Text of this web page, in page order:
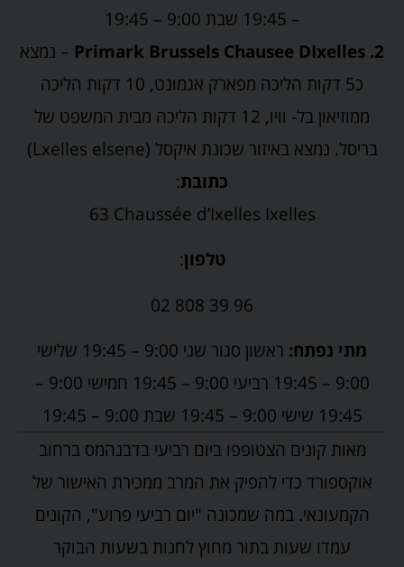
– 19:45 שבת 9:00 – 19:45
2. Primark Brussels Chausee DIxelles
– נמצא
כ5 דקות הליכה מפארק אגמונט, 10 דקות הליכה
ממוזיאון בל- וויו, 12 דקות הליכה מבית המשפט של
בריסל. נמצא באיזור שכונת איקסל (Lxelles elsene)
כתובת:
63 Chaussée d’Ixelles Ixelles
טלפון:
02 808 39 96
מתי נפתח:
ראשון סגור שני 9:00 – 19:45 שלישי
9:00 – 19:45 רביעי 9:00 – 19:45 חמישי 9:00 –
19:45 שישי 9:00 – 19:45 שבת 9:00 – 19:45
מאות קונים הצטופפו ביום רביעי בדבנהמס ברחוב
אוקספורד כדי להפיק את המרב ממכירת האישור של
הקמעונאי. במה שמכונה "יום רביעי פרוע", הקונים
עמדו שעות בתור מחוץ לחנות בשעות הבוקר